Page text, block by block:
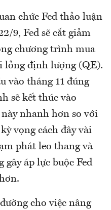
chức Fed thảo luận
9, Fed sẽ cắt giảm
chương trình mua
lỏng định lượng (QE).
vào tháng 11 đúng
sẽ kết thúc vào
nhanh hơn so với
vọng cách đây vài
phát leo thang và
gây áp lực buộc Fed
cho việc nâng